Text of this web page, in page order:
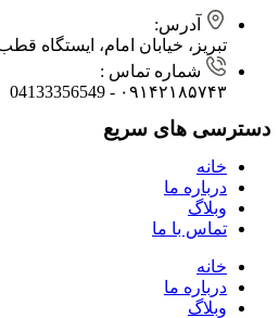
آدرس:
تبریز، خیابان امام، ایستگاه قطب، نبش
شماره تماس :
۰۹۱۴۲۱۸۵۷۴۳ - 04133356549
دسترسی های سریع
خانه
درباره ما
وبلاگ
تماس با ما
خانه
درباره ما
وبلاگ